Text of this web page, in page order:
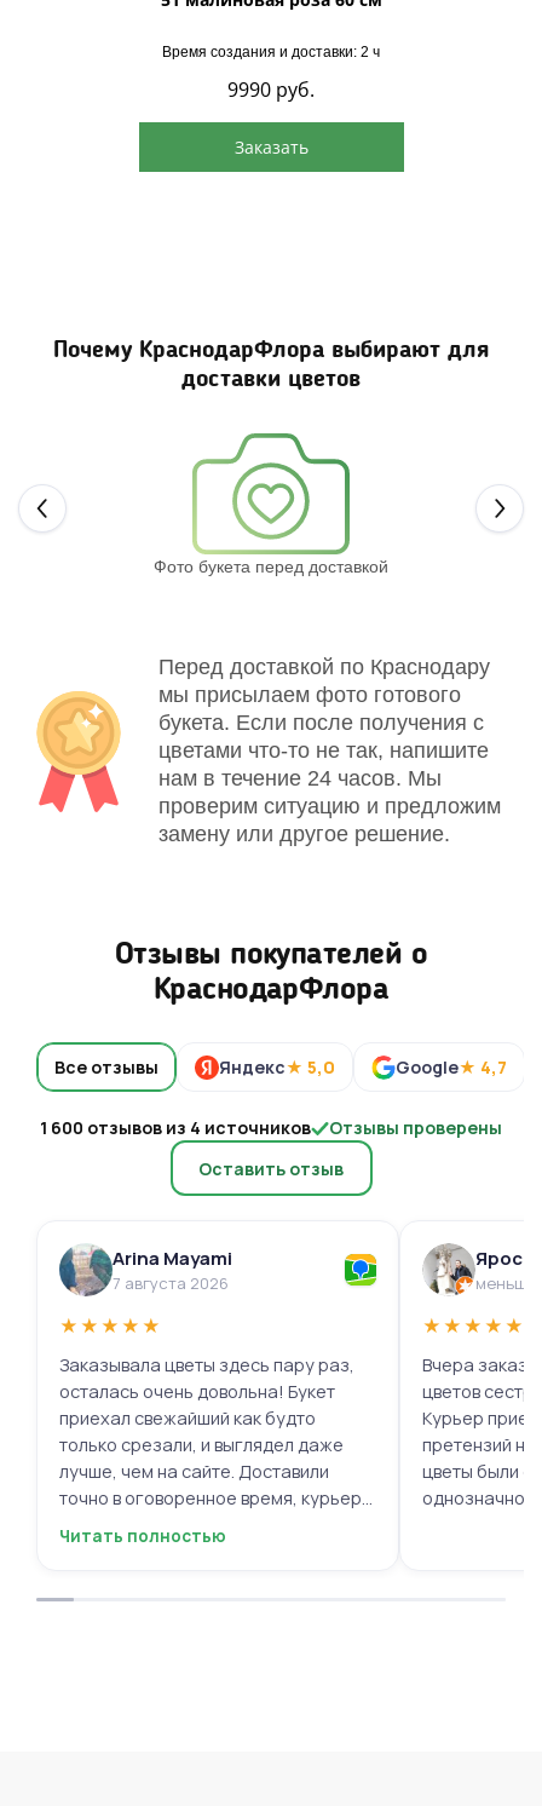
Время создания и доставки: 2 ч
9990 руб.
Заказать
Почему КраснодарФлора выбирают для
доставки цветов
Фото букета перед доставкой
Перед доставкой по Краснодару
мы присылаем фото готового
букета. Если после получения с
цветами что-то не так, напишите
нам в течение 24 часов. Мы
проверим ситуацию и предложим
замену или другое решение.
Отзывы покупателей о
КраснодарФлора
Все отзывы Яндекс★ 5,0 Google★ 4,7
1 600 отзывов из 4 источников
Отзывы проверены
Оставить отзыв
Arina Mayami
7 августа 2026
★★★★★
Заказывала цветы здесь пару раз,
осталась очень довольна! Букет
приехал свежайший как будто
только срезали, и выглядел даже
лучше, чем на сайте. Доставили
точно в оговоренное время, курьер
вежливый, ещё и открытку с тёплыми
приятными. Однозначно буду
Читать полностью
меньше
★★★★★
Вчера
цветов
Курьер
претензий
цветы были
однозначно.